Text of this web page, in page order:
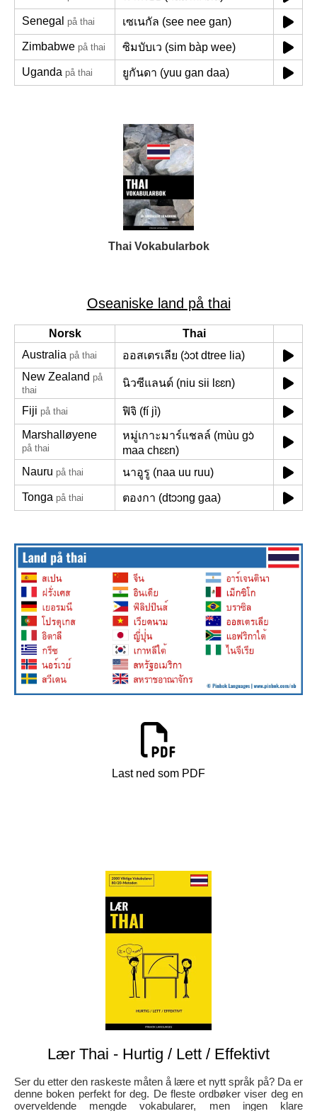
Senegal på thai เซเนกัล (see nee gan)
Zimbabwe på thai ซิมบับเว (sim bàp wee)
Uganda på thai ยูกันดา (yuu gan daa)
Thai Vokabularbok
Oseaniske land på thai
Norsk
Thai
Australia på thai
ออสเตรเลีย (ɔ̀ɔt dtree lia)
New Zealand på
thai
นิวซีแลนด์ (niu sii lɛɛn)
Fiji på thai
ฟิจิ (fí jì)
Marshalløyene
på thai
หมู่เกาะมาร์แชลล์ (mùu gɔ̀
maa chɛɛn)
Nauru på thai นาอูรู (naa uu ruu)
Tonga på thai ตองกา (dtɔɔng gaa)
Last ned som PDF
Lær Thai - Hurtig / Lett / Effektivt
Ser du etter den raskeste måten å lære et nytt språk på? Da er
denne boken perfekt for deg. De fleste ordbøker viser deg en
overveldende mengde vokabularer, men ingen klare